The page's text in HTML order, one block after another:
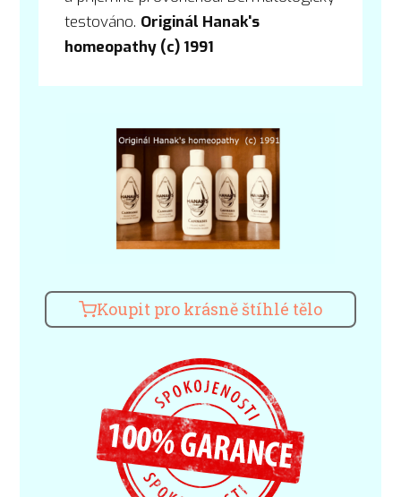
testováno. Originál Hanak's
homeopathy (c) 1991
Koupit pro krásně štíhlé tělo